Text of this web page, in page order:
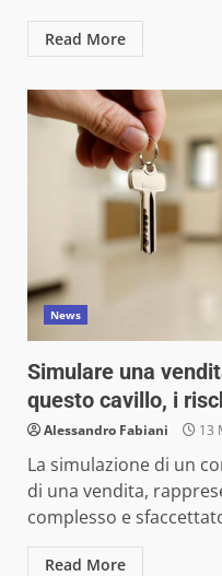
Read More
News
Simulare una
questo cavillo, i
Alessandro Fabiani 13
La simulazione di un
di una vendita,
complesso e
Read More